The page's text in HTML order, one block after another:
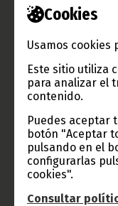
Cookies
Usamos cookies
Este sitio utiliza
para analizar el
contenido.
Puedes aceptar
botón "Aceptar
pulsando en el
configurarlas
cookies".
Consultar
TVGE